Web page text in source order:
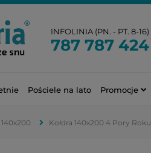
INFOLINIA (PN. - PT. 8-16)
787 787 424
Pościele na lato Promocje
Kołdra 140x200 4 Pory